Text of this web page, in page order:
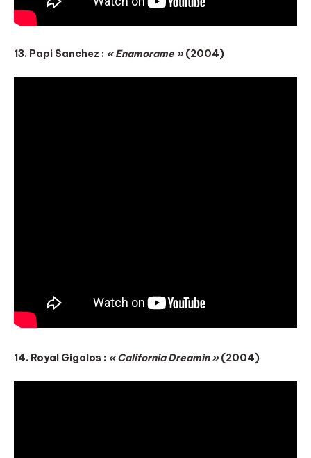
13. Papi Sanchez : « Enamorame »(2004)
14. Royal Gigolos : « California Dreamin »(2004)